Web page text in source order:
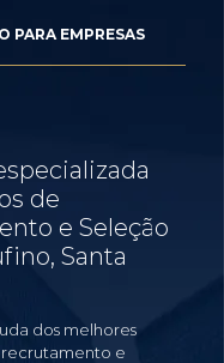
PARA EMPRESAS
de
e Seleção
Santa
dos melhores
recrutamento e